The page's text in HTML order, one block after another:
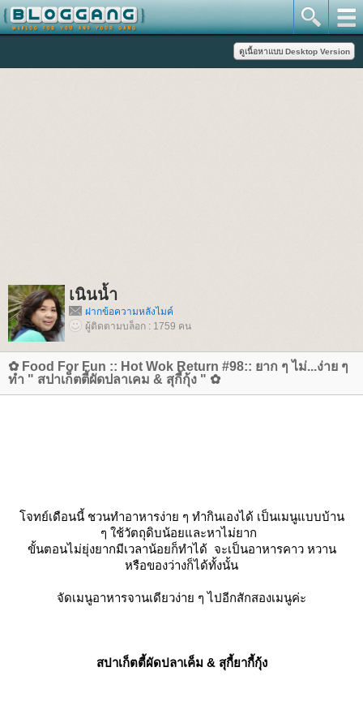
เนินน้ำ
ฝากข้อความหลังไมค์
ผู้ติดตามบล็อก : 1759 คน
✿ Food For Fun :: Hot Wok Return #98:: ยาก ๆ ไม่...ง่าย ๆ
ทำ " สปาเก็ตตี้ผัดปลาเคม & สุกี้กุ้ง " ✿
จทย์เดือนนี้ ชวนทำอาหารง่าย ๆ ทำกินเองได้ เป็นเมนูแบบบ้าน
ๆ ใช้วัตถุดิบน้อยและหาไม่ยาก
ขั้นตอนไม่ยุ่งยากมีเวลาน้อยก็ทำได้ จะเป็นอาหารคาว หวาน
หรือของว่างก็ได้ทั้งนั้น
จัดเมนูอาหารจานเดียวง่าย ๆ ไปอีกสักสองเมนูค่ะ
สปาเก็ตตี้ผัดปลาเค็ม & สุกี้ยากี้กุ้ง